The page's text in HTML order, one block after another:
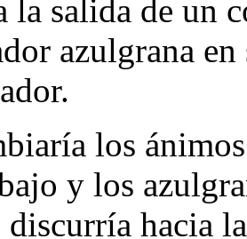
la salida de un
azulgrana
los
y los
discurría hacia